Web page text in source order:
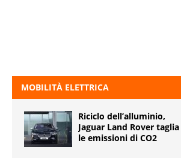
MOBILITÀ ELETTRICA
Riciclo dell’alluminio,
Jaguar Land Rover taglia
le emissioni di CO2